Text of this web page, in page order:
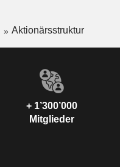
Aktionärsstruktur
+ 1’300’000
Mitglieder